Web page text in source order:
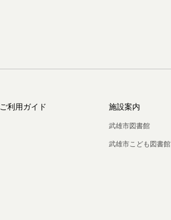
ご利用ガイド 施設案内
武雄市図書館
武雄市こども図書館